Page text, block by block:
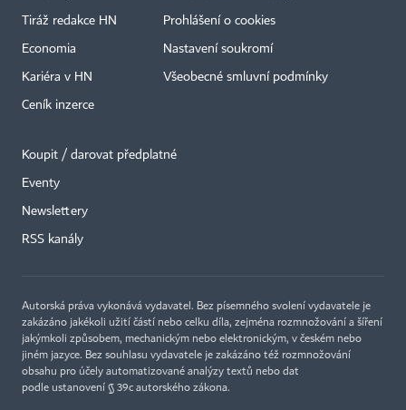
Tiráž redakce HN
Economia
Kariéra v HN
Ceník inzerce
Prohlášení o cookies
Nastavení soukromí
Všeobecné smluvní podmínky
Koupit / darovat předplatné
Eventy
Newslettery
RSS kanály
Autorská práva vykonává vydavatel. Bez písemného svolení vydavatele je
zakázáno jakékoli užití částí nebo celku díla, zejména rozmnožování a šíření
jakýmkoli způsobem, mechanickým nebo elektronickým, v českém nebo
jiném jazyce. Bez souhlasu vydavatele je zakázáno též rozmnožování
obsahu pro účely automatizované analýzy textů nebo dat
podle ustanovení § 39c autorského zákona.